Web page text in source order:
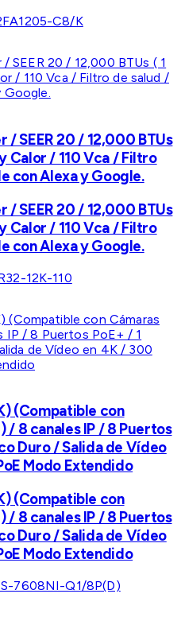
C8/K
/ SEER 20 / 12,000 BTUs
Calor / 110 Vca / Filtro
con Alexa y Google.
/ SEER 20 / 12,000 BTUs
Calor / 110 Vca / Filtro
con Alexa y Google.
12K-110
(Compatible con
/ 8 canales IP / 8 Puertos
Duro / Salida de Vídeo
Modo Extendido
(Compatible con
/ 8 canales IP / 8 Puertos
Duro / Salida de Vídeo
Modo Extendido
7608NI-Q1/8P(D)